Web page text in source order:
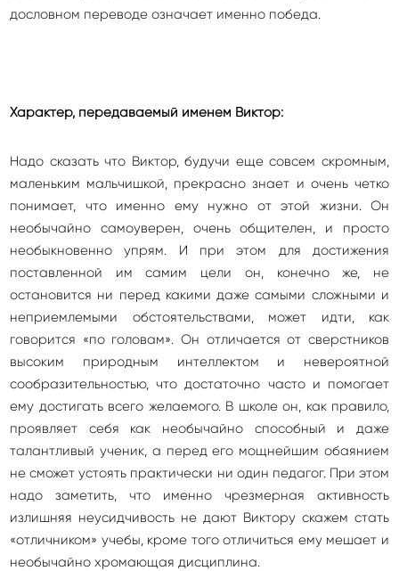
дословном переводе означает именно победа.
Характер, передаваемый именем Виктор:
Надо сказать что Виктор, будучи еще совсем скромным,
маленьким мальчишкой, прекрасно знает и очень четко
понимает, что именно ему нужно от этой жизни. Он
необычайно самоуверен, очень общителен, и просто
необыкновенно упрям. И при этом для достижения
поставленной им самим цели он, конечно же, не
остановится ни перед какими даже самыми сложными и
неприемлемыми обстоятельствами, может идти, как
говорится «по головам». Он отличается от сверстников
высоким природным интеллектом и невероятной
сообразительностью, что достаточно часто и помогает
ему достигать всего желаемого. В школе он, как правило,
проявляет себя как необычайно способный и даже
талантливый ученик, а перед его мощнейшим обаянием
не сможет устоять практически ни один педагог. При этом
надо заметить, что именно чрезмерная активность
излишняя неусидчивость не дают Виктору скажем стать
«отличником» учебы, кроме того отличиться ему мешает и
необычайно хромающая дисциплина.